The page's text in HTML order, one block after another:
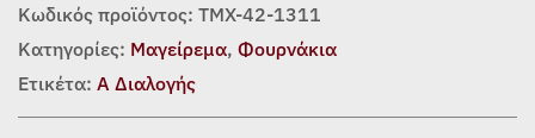
Κωδικός προϊόντος: TMX-42-1311
Κατηγορίες: Μαγείρεμα, Φουρνάκια
Ετικέτα: Α Διαλογής